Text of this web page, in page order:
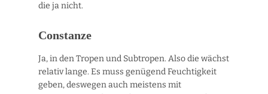
die ja nicht.
Constanze
Ja, in den Tropen und Subtropen. Also die wächst
relativ lange. Es muss genügend Feuchtigkeit
geben, deswegen auch meistens mit